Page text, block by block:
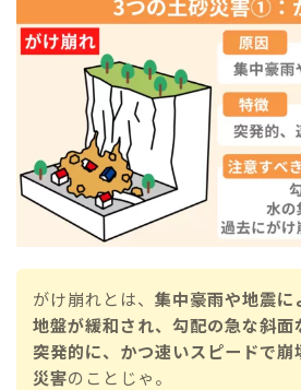
がけ崩れとは、 集中豪雨や地震に
地盤が緩和され、勾配の急な斜面
突発的に、かつ速いスピードで崩
災害のことじゃ。